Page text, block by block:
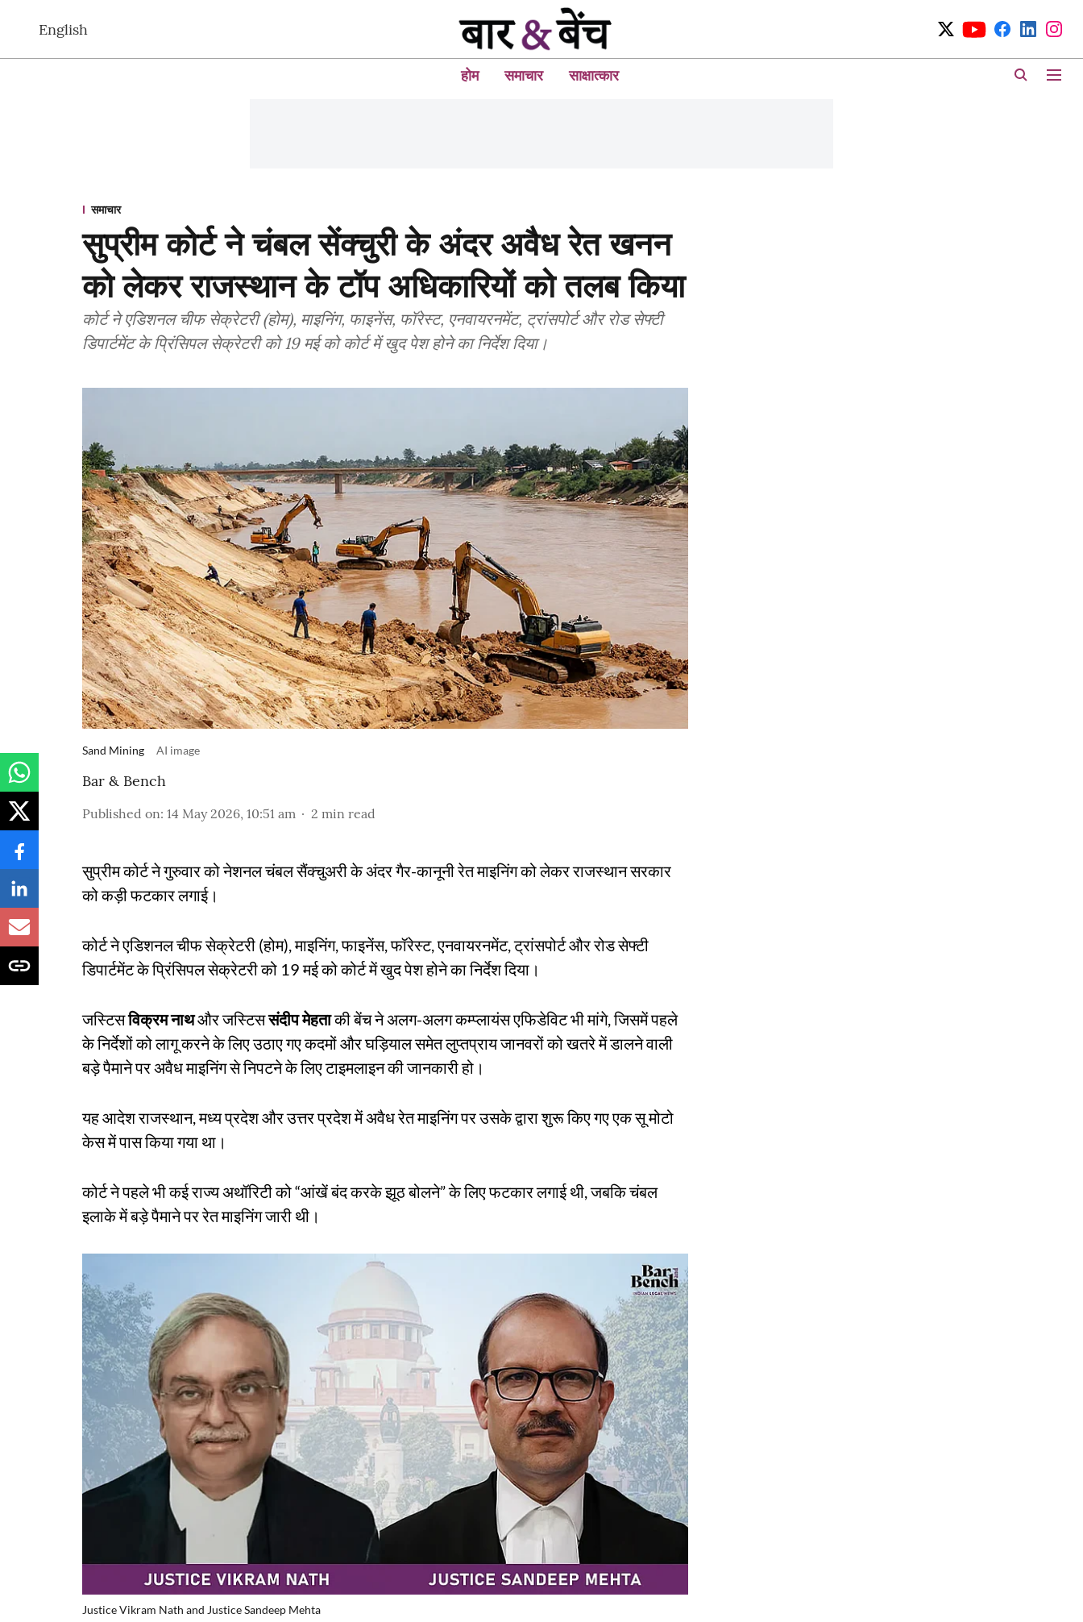
English
होम समाचार साक्षात्कार
समाचार
सुप्रीम कोर्ट ने चंबल सेंक्चुरी के अंदर अवैध रेत खनन
को लेकर राजस्थान के टॉप अधिकारियों को तलब किया
कोर्ट ने एडिशनल चीफ सेक्रेटरी (होम), माइनिंग, फाइनेंस, फॉरेस्ट, एनवायरनमेंट, ट्रांसपोर्ट और रोड सेफ्टी
डिपार्टमेंट के प्रिंसिपल सेक्रेटरी को 19 मई को कोर्ट में खुद पेश होने का निर्देश दिया।
Sand Mining AI image
Bar & Bench
Published on: 14 May 2026, 10:51 am 2 min read
सुप्रीम कोर्ट ने गुरुवार को नेशनल चंबल सैंक्चुअरी के अंदर गैर-कानूनी रेत माइनिंग को लेकर राजस्थान सरकार
को कड़ी फटकार लगाई।
कोर्ट ने एडिशनल चीफ सेक्रेटरी (होम), माइनिंग, फाइनेंस, फॉरेस्ट, एनवायरनमेंट, ट्रांसपोर्ट और रोड सेफ्टी
डिपार्टमेंट के प्रिंसिपल सेक्रेटरी को 19 मई को कोर्ट में खुद पेश होने का निर्देश दिया।
जस्टिसविक्रम नाथऔर जस्टिससंदीप मेहताकी बेंच ने अलग-अलग कम्प्लायंस एफिडेविट भी मांगे, जिसमें पहले
के निर्देशों को लागू करने के लिए उठाए गए कदमों और घड़ियाल समेत लुप्तप्राय जानवरों को खतरे में डालने वाली
बड़े पैमाने पर अवैध माइनिंग से निपटने के लिए टाइमलाइन की जानकारी हो।
यह आदेश राजस्थान, मध्य प्रदेश और उत्तर प्रदेश में अवैध रेत माइनिंग पर उसके द्वारा शुरू किए गए एक सू मोटो
केस में पास किया गया था।
कोर्ट ने पहले भी कई राज्य अथॉरिटी को “आंखें बंद करके झूठ बोलने” के लिए फटकार लगाई थी, जबकि चंबल
इलाके में बड़े पैमाने पर रेत माइनिंग जारी थी।
Justice Vikram Nath and Justice Sandeep Mehta